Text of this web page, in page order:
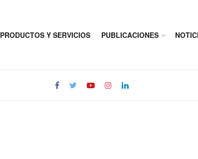
PRODUCTOS Y SERVICIOS PUBLICACIONES